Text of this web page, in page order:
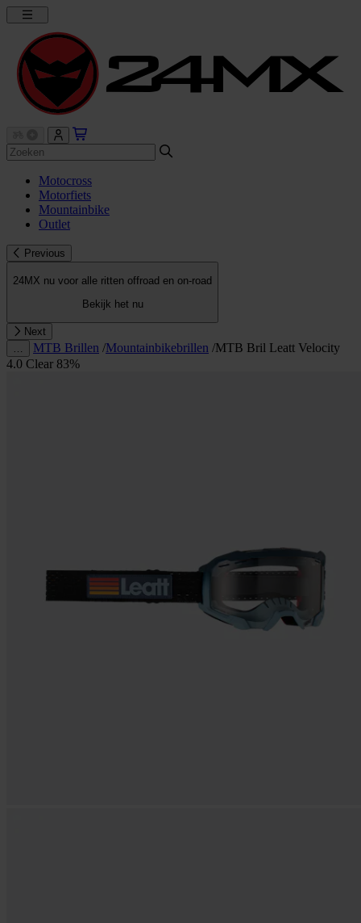
Motocross
Motorfiets
Mountainbike
Outlet
Previous
24MX nu voor alle ritten offroad en on-road
Bekijk het nu
Next
MTB Brillen /Mountainbikebrillen /MTB Bril Leatt Velocity
4.0 Clear 83%